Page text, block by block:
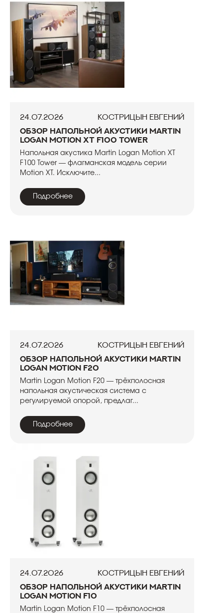
24.07.2026
Кострицын Евгений
Обзор напольной акустики Martin
Logan Motion XT F100 Tower
Напольная акустика Martin Logan Motion XT
F100 Tower — флагманская модель серии
Motion XT. Исключите...
Подробнее
24.07.2026
Кострицын Евгений
Обзор напольной акустики Martin
Logan Motion F20
Martin Logan Motion F20 — трёхполосная
напольная акустическая система с
регулируемой опорой, предлаг...
Подробнее
24.07.2026
Кострицын Евгений
Обзор напольной акустики Martin
Logan Motion F10
Martin Logan Motion F10 — трёхполосная